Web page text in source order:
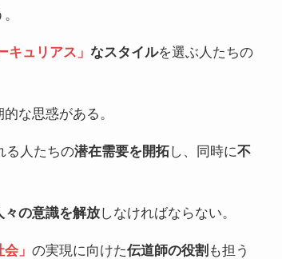
キュリアス」 なスタイルを選ぶ人たちの
な思惑がある。
る人たちの潜在需要を開拓し、同時に不
々の意識を解放しなければならない。
」 の実現に向けた伝道師の役割 も担う